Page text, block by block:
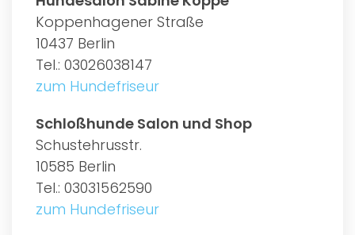
Koppenhagener Straße
10437 Berlin
Tel.: 03026038147
zum Hundefriseur
Schloßhunde Salon und Shop
Schustehrusstr.
10585 Berlin
Tel.: 03031562590
zum Hundefriseur